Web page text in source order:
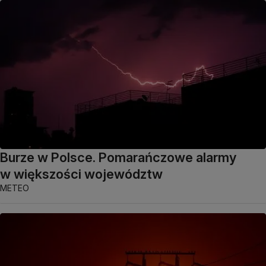
Burze w Polsce. Pomarańczowe alarmy
w większości województw
METEO